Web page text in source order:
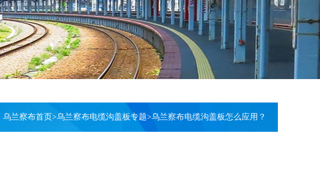
乌兰察布首页>乌兰察布电缆沟盖板专题>乌兰察布电缆沟盖板怎么应用？